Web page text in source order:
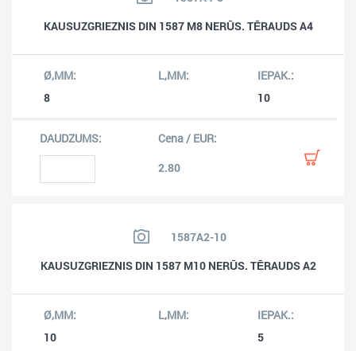
KAUSUZGRIEZNIS DIN 1587 M8 NERŪS. TĒRAUDS A4
8 10
2.80
1587A2-10
KAUSUZGRIEZNIS DIN 1587 M10 NERŪS. TĒRAUDS A2
10 5